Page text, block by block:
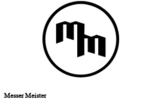
Messer Meister